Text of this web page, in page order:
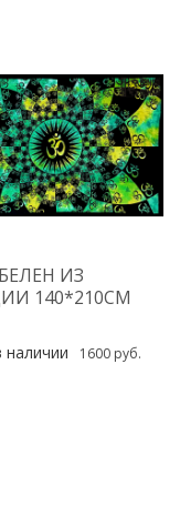
ИЗ
140*210СМ
наличии 1600 руб.